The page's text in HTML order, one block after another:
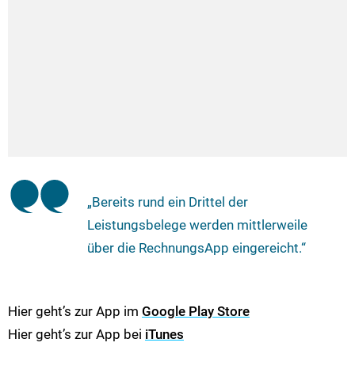
„Bereits rund ein Drittel der
Leistungsbelege werden mittlerweile
über die RechnungsApp eingereicht.“
Hier geht’s zur App im Google Play Store
Hier geht’s zur App bei iTunes